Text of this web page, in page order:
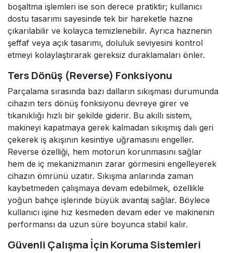
boşaltma işlemleri ise son derece pratiktir; kullanıcı
dostu tasarımı sayesinde tek bir hareketle hazne
çıkarılabilir ve kolayca temizlenebilir. Ayrıca haznenin
şeffaf veya açık tasarımı, doluluk seviyesini kontrol
etmeyi kolaylaştırarak gereksiz duraklamaları önler.
Ters Dönüş (Reverse) Fonksiyonu
Parçalama sırasında bazı dalların sıkışması durumunda
cihazın ters dönüş fonksiyonu devreye girer ve
tıkanıklığı hızlı bir şekilde giderir. Bu akıllı sistem,
makineyi kapatmaya gerek kalmadan sıkışmış dalı geri
çekerek iş akışının kesintiye uğramasını engeller.
Reverse özelliği, hem motorun korunmasını sağlar
hem de iç mekanizmanın zarar görmesini engelleyerek
cihazın ömrünü uzatır. Sıkışma anlarında zaman
kaybetmeden çalışmaya devam edebilmek, özellikle
yoğun bahçe işlerinde büyük avantaj sağlar. Böylece
kullanıcı işine hız kesmeden devam eder ve makinenin
performansı da uzun süre boyunca stabil kalır.
Güvenli Çalışma İçin Koruma Sistemleri